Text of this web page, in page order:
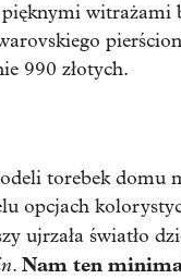
witrażami
990 złotych.
torebek domu
opcjach
ujrzała światło
. Nam ten